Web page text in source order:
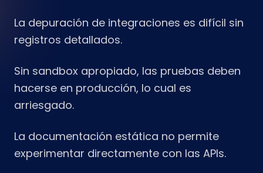
La depuración de integraciones es difícil sin
registros detallados.
Sin sandbox apropiado, las pruebas deben
hacerse en producción, lo cual es
arriesgado.
La documentación estática no permite
experimentar directamente con las APIs.